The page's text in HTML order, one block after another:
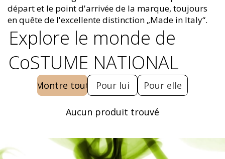
départ et le point d'arrivée de la marque, toujours
en quête de l'excellente distinction „Made in Italy“.
Explore le monde de
CoSTUME NATIONAL
Montre tout Pour lui Pour elle
Aucun produit trouvé